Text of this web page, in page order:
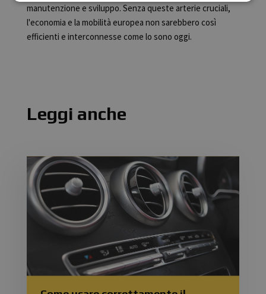
manutenzione e sviluppo. Senza queste arterie cruciali,
l'economia e la mobilità europea non sarebbero così
efficienti e interconnesse come lo sono oggi.
Leggi anche